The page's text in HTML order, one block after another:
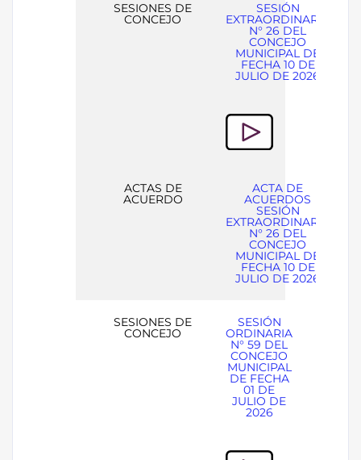
SESIONES DE
CONCEJO
SESIÓN
EXTRAORDINARIA
N° 26 DEL
CONCEJO
MUNICIPAL DE
FECHA 10 DE
JULIO DE 2026
ACTAS DE
ACUERDO
ACTA DE
ACUERDOS
SESIÓN
EXTRAORDINARIA
N° 26 DEL
CONCEJO
MUNICIPAL DE
FECHA 10 DE
JULIO DE 2026
SESIONES DE
CONCEJO
SESIÓN
ORDINARIA
N° 59 DEL
CONCEJO
MUNICIPAL
DE FECHA
01 DE
JULIO DE
2026